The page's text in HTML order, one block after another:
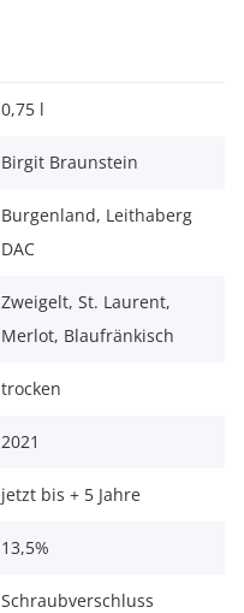
0,75 l
Birgit Braunstein
Burgenland, Leithaberg
DAC
Zweigelt, St. Laurent,
Merlot, Blaufränkisch
trocken
2021
jetzt bis + 5 Jahre
13,5%
Schraubverschluss